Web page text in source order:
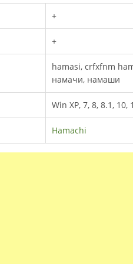
+
+
hamasi, crfxfnm
намачи, намаши
Win XP, 7, 8, 8.1, 10,
Hamachi